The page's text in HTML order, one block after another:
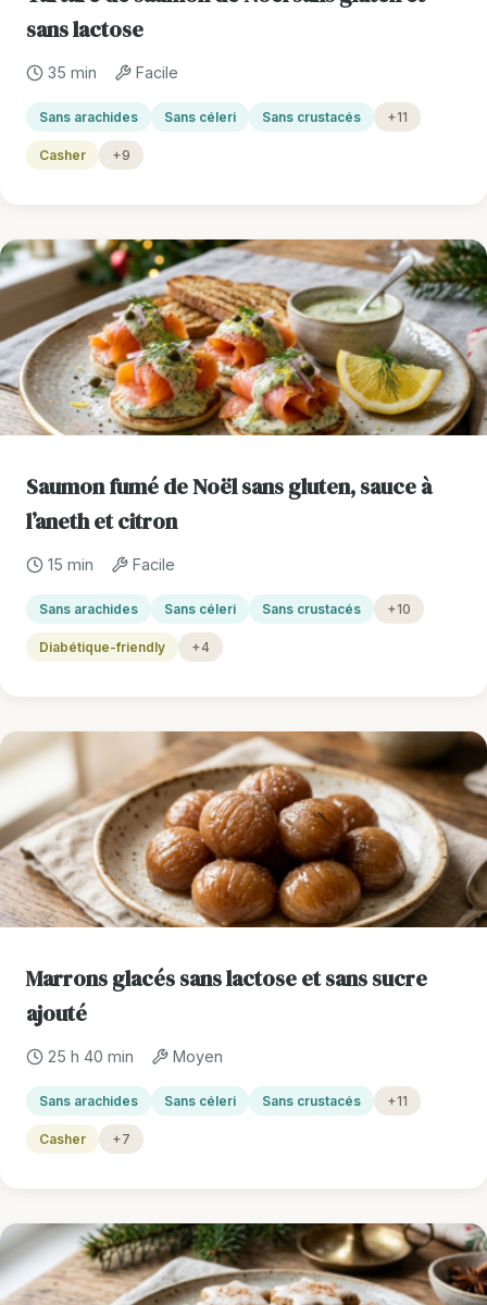
sans lactose
35 min Facile
Sans arachides Sans céleri Sans crustacés +11
Casher +9
Saumon fumé de Noël sans gluten, sauce à
l’aneth et citron
15 min Facile
Sans arachides Sans céleri Sans crustacés +10
Diabétique-friendly +4
Marrons glacés sans lactose et sans sucre
ajouté
25 h 40 min Moyen
Sans arachides Sans céleri Sans crustacés +11
Casher +7